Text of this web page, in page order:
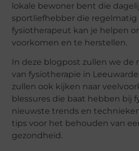
lokale bewoner bent die
sportliefhebber die regelmatig
fysiotherapeut kan je helpen
voorkomen en te herstellen.
In deze blogpost zullen we de
van fysiotherapie in
zullen ook kijken naar
blessures die baat hebben bij
nieuwste trends en
tips voor het behouden van
gezondheid.